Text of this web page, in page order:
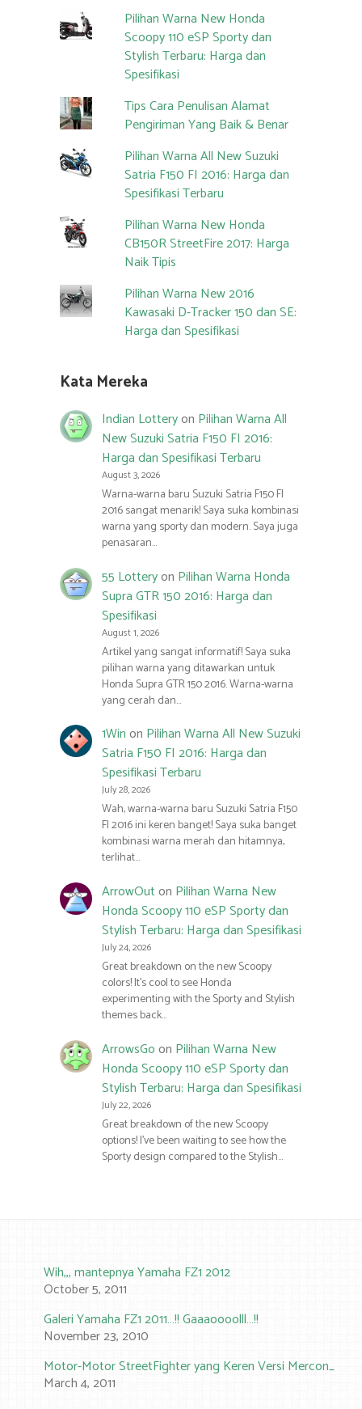
Pilihan Warna New Honda
Scoopy 110 eSP Sporty dan
Stylish Terbaru: Harga dan
Spesifikasi
Tips Cara Penulisan Alamat
Pengiriman Yang Baik & Benar
Pilihan Warna All New Suzuki
Satria F150 FI 2016: Harga dan
Spesifikasi Terbaru
Pilihan Warna New Honda
CB150R StreetFire 2017: Harga
Naik Tipis
Pilihan Warna New 2016
Kawasaki D-Tracker 150 dan SE:
Harga dan Spesifikasi
Kata Mereka
Indian Lotteryon Pilihan Warna All
New Suzuki Satria F150 FI 2016:
Harga dan Spesifikasi Terbaru
August 3, 2026
Warna-warna baru Suzuki Satria F150 FI
2016 sangat menarik! Saya suka kombinasi
warna yang sporty dan modern. Saya juga
penasaran…
55 Lotteryon Pilihan Warna Honda
Supra GTR 150 2016: Harga dan
Spesifikasi
August 1, 2026
Artikel yang sangat informatif! Saya suka
pilihan warna yang ditawarkan untuk
Honda Supra GTR 150 2016. Warna-warna
yang cerah dan…
1Winon Pilihan Warna All New Suzuki
Satria F150 FI 2016: Harga dan
Spesifikasi Terbaru
July 28, 2026
Wah, warna-warna baru Suzuki Satria F150
FI 2016 ini keren banget! Saya suka banget
kombinasi warna merah dan hitamnya,
terlihat…
ArrowOuton Pilihan Warna New
Honda Scoopy 110 eSP Sporty dan
Stylish Terbaru: Harga dan Spesifikasi
July 24, 2026
Great breakdown on the new Scoopy
colors! It’s cool to see Honda
experimenting with the Sporty and Stylish
themes back…
ArrowsGoon Pilihan Warna New
Honda Scoopy 110 eSP Sporty dan
Stylish Terbaru: Harga dan Spesifikasi
July 22, 2026
Great breakdown of the new Scoopy
options! I’ve been waiting to see how the
Sporty design compared to the Stylish…
Wih,,, mantepnya Yamaha FZ1 2012
October 5, 2011
Galeri Yamaha FZ1 2011…!! Gaaaoooolll…!!
November 23, 2010
Motor-Motor StreetFighter yang Keren Versi Mercon_C
March 4, 2011